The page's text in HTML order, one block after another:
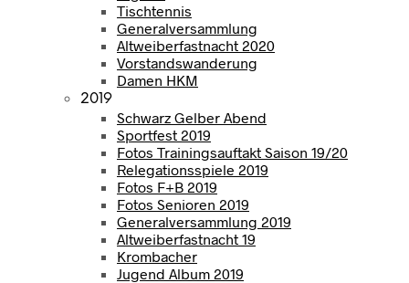
Tischtennis
Generalversammlung
Altweiberfastnacht 2020
Vorstandswanderung
Damen HKM
2019
Schwarz Gelber Abend
Sportfest 2019
Fotos Trainingsauftakt Saison 19/20
Relegationsspiele 2019
Fotos F+B 2019
Fotos Senioren 2019
Generalversammlung 2019
Altweiberfastnacht 19
Krombacher
Jugend Album 2019